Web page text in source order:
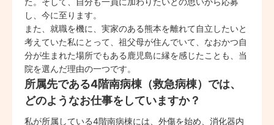
し、今に至ります。
また、就職を機に、実家のある熊本を離れて自立したいと
考えていた私にとって、祖父母が住んでいて、なおかつ自
分が生まれた場所でもある鹿児島に縁を感じたことも、当
院を選んだ理由の一つです。
所属先である4階南病棟（救急病棟）では、
どのようなお仕事をしていますか？
私が所属している4階南病棟には、外傷を始め、消化器内